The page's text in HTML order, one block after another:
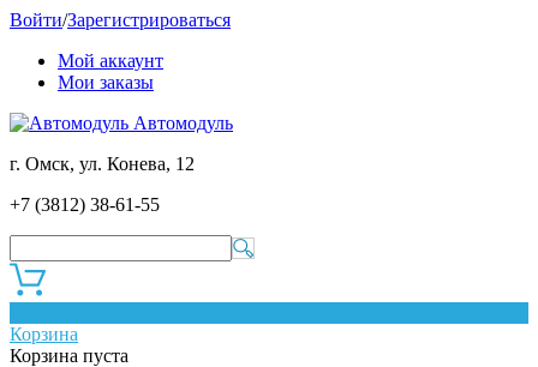
Войти/Зарегистрироваться
Мой аккаунт
Мои заказы
Автомодуль
г. Омск, ул. Конева, 12
+7 (3812) 38-61-55
Корзина
Корзина пуста